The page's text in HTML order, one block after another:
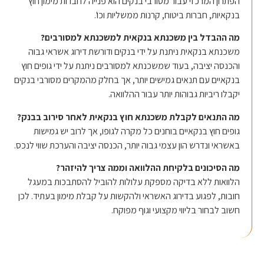
חברות ביטוח, קרנות ממשליות וכו'.
ההבדל בין משכנתא בנקאית למשכנתא למסורבים?
בנקאית ניתנת על ידי בנקים ודורשת דירוג אשראי גבוה
יציבה, בעוד שמשכנתא למסורבים ניתנת על ידי גופים חוץ
עם תנאים גמישים יותר, אך בחלק מהמקרים מסורבי בנקים
ריביות גבוהות יותר עבור ההלוואה.
התנאים לקבלת משכנתא חוץ בנקאית לאחר סירוב בבנק?
חוץ בנקאיים בוחנים כל מקרה לגופו, אך לרוב יש גמישות
ונדרש הון עצמי גבוה יותר, הכנסה יציבה והערכת שווי לנכס.
הסיכונים בלקיחת ההלוואה וממה צריך להיזהר?
ללא בדיקה מספקת עלולות להוביל להסתבכות במעגל
לפגוע בדירוג האשראי ולהקשות על קבלת מימון בעתיד. לכן
לבחור בליווי מקצועי וגוף מפוקח.